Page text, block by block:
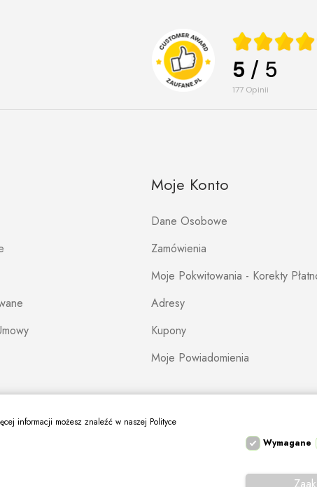
5 / 5
177 opinii
Moje Konto
Dane Osobowe
Zamówienia
Moje Pokwitowania - Korekty
Adresy
Kupony
Moje Powiadomienia
informacji możesz znaleźć w naszej Polityce
Wymagane